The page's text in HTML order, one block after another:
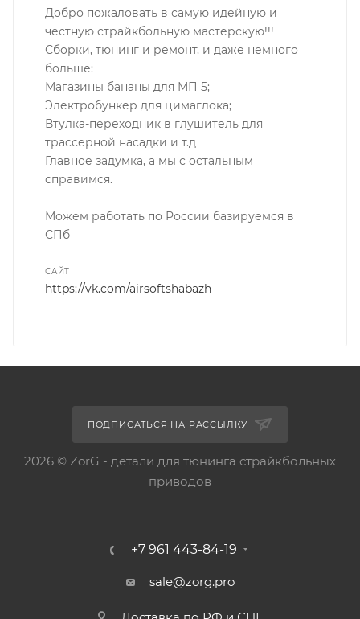
Добро пожаловать в самую идейную и
честную страйкбольную мастерскую!!!
Сборки, тюнинг и ремонт, и даже немного
больше:
Магазины бананы для МП 5;
Электробункер для цимаглока;
Втулка-переходник в глушитель для
трассерной насадки и т.д
Главное задумка, а мы с остальным
справимся.
Можем работать по России базируемся в
СПб
САЙТ
https://vk.com/airsoftshabazh
ПОДПИСАТЬСЯ НА РАССЫЛКУ
2026 © ZorG - детали для тюнинга страйкбольных
приводов
+7 961 443-84-19
sale@zorg.pro